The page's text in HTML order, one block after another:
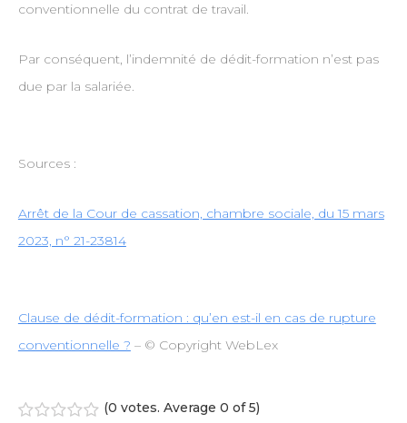
conventionnelle du contrat de travail.
Par conséquent, l’indemnité de dédit-formation n’est pas
due par la salariée.
Sources :
Arrêt de la Cour de cassation, chambre sociale, du 15 mars
2023, n° 21-23814
Clause de dédit-formation : qu’en est-il en cas de rupture
conventionnelle ? – © Copyright WebLex
(0 votes. Average 0 of 5)